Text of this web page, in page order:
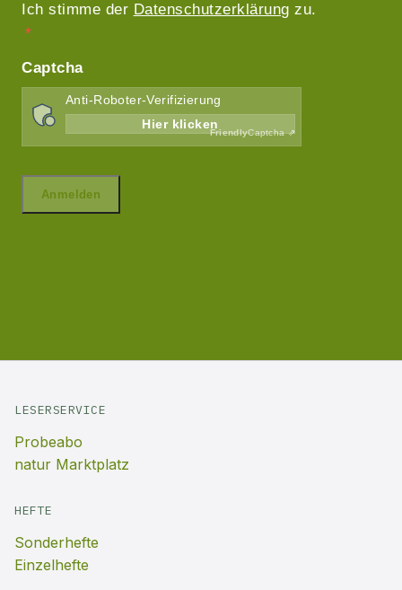
LESERSERVICE
Probeabo
natur Marktplatz
HEFTE
Sonderhefte
Einzelhefte